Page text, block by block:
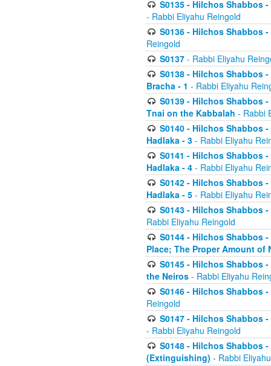
S0135 - Hilchos Shabbos
- Rabbi Eliyahu Reingold
S0136 - Hilchos Shabbos
Reingold
S0137- Rabbi Eliyahu
S0138 - Hilchos Shabbos
Bracha - 1 - Rabbi Eliyahu
S0139 - Hilchos Shabbos
Tnai on the Kabbalah - Rabbi
S0140 - Hilchos Shabbos
Hadlaka - 3 - Rabbi Eliyahu
S0141 - Hilchos Shabbos
Hadlaka - 4 - Rabbi Eliyahu
S0142 - Hilchos Shabbos
Hadlaka - 5 - Rabbi Eliyahu
S0143 - Hilchos Shabbos
Rabbi Eliyahu Reingold
S0144 - Hilchos Shabbos
Place; The Proper Amount of
S0145 - Hilchos Shabbos
the Neiros - Rabbi Eliyahu
S0146 - Hilchos Shabbos
Reingold
S0147 - Hilchos Shabbos
- Rabbi Eliyahu Reingold
S0148 - Hilchos Shabbos
(Extinguishing) - Rabbi